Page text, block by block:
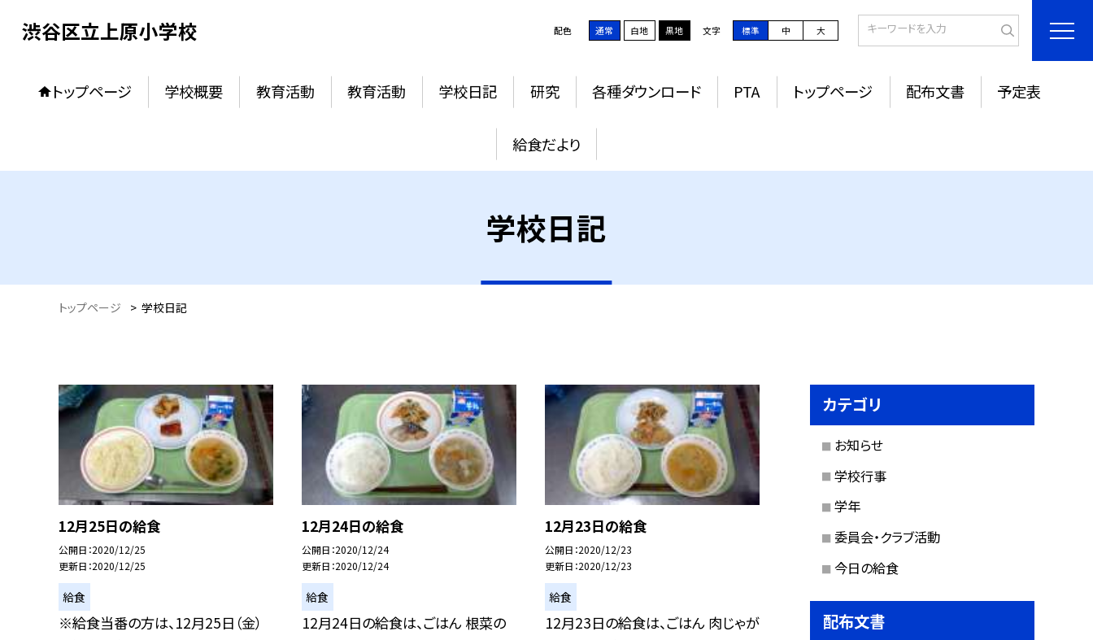
渋谷区立上原小学校 配色 通常 白地 黒地 文字 標準 中 大
トップページ 学校概要 教育活動 教育活動 学校日記 研究 各種ダウンロード PTA トップページ 配布文書 予定表
給食だより
学校日記
トップページ > 学校日記
12月25日の給食
公開日 2020/12/25
更新日 2020/12/25
給食
※給食当番の方は、12月25日（金）
12月24日の給食
公開日 2020/12/24
更新日 2020/12/24
給食
12月24日の給食は、ごはん 根菜の
12月23日の給食
公開日 2020/12/23
更新日 2020/12/23
給食
12月23日の給食は、ごはん 肉じゃが
カテゴリ
お知らせ
学校行事
学年
委員会・クラブ活動
今日の給食
配布文書